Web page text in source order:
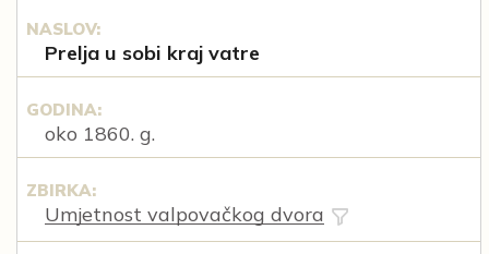
NASLOV:
Prelja u sobi kraj vatre
GODINA:
oko 1860. g.
ZBIRKA:
Umjetnost valpovačkog dvora